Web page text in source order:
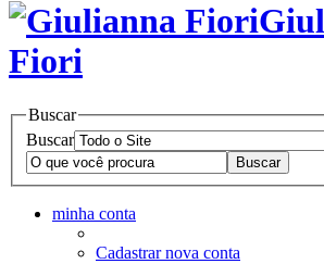
Fiori
Buscar
Buscar
minha conta
Cadastrar nova conta